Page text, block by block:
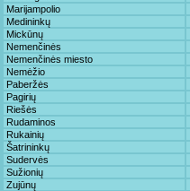
Marijampolio
Medininkų
Mickūnų
Nemenčinės
Nemenčinės miesto
Nemėžio
Paberžės
Pagirių
Riešės
Rudaminos
Rukainių
Šatrininkų
Sudervės
Sužionių
Zujūnų